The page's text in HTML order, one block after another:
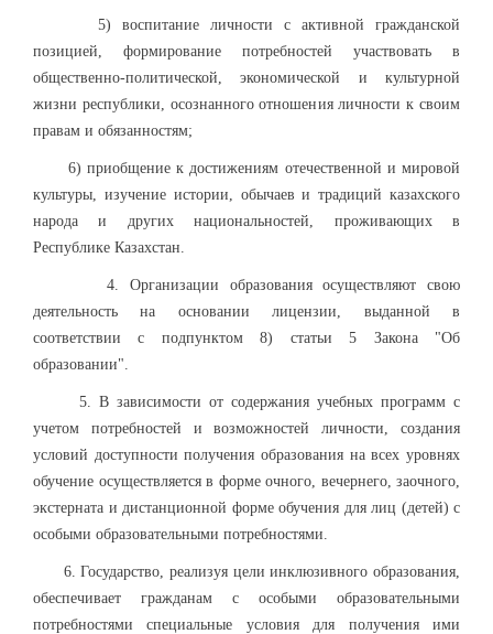
5) воспитание личности с активной гражданской
позицией, формирование потребностей участвовать в
общественно-политической, экономической и культурной
жизни республики, осознанного отношения личности к своим
правам и обязанностям;
6) приобщение к достижениям отечественной и мировой
культуры, изучение истории, обычаев и традиций казахского
народа и других национальностей, проживающих в
Республике Казахстан.
4. Организации образования осуществляют свою
деятельность на основании лицензии, выданной в
соответствии с подпунктом 8) статьи 5 Закона "Об
образовании".
5. В зависимости от содержания учебных программ с
учетом потребностей и возможностей личности, создания
условий доступности получения образования на всех уровнях
обучение осуществляется в форме очного, вечернего, заочного,
экстерната и дистанционной форме обучения для лиц (детей) с
особыми образовательными потребностями.
6. Государство, реализуя цели инклюзивного образования,
обеспечивает гражданам с особыми образовательными
потребностями специальные условия для получения ими